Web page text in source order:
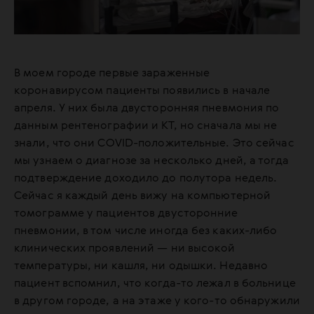
В моем городе первые зараженные
коронавирусом пациенты появились в начале
апреля. У них была двусторонняя пневмония по
данным рентенографии и КТ, но сначала мы не
знали, что они COVID-положительные. Это сейчас
мы узнаем о диагнозе за несколько дней, а тогда
подтверждение доходило до полутора недель.
Сейчас я каждый день вижу на компьютерной
томограмме у пациентов двусторонние
пневмонии, в том числе иногда без каких-либо
клинических проявлений — ни высокой
температуры, ни кашля, ни одышки. Недавно
пациент вспомнил, что когда-то лежал в больнице
в другом городе, а на этаже у кого-то обнаружили